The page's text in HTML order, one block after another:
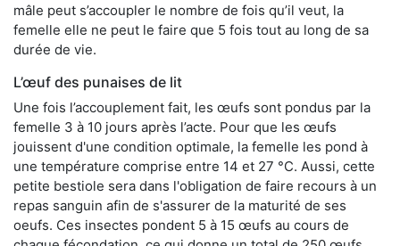
mâle peut s’accoupler le nombre de fois qu’il veut, la
femelle elle ne peut le faire que 5 fois tout au long de sa
durée de vie.
L’œuf des punaises de lit
Une fois l’accouplement fait, les œufs sont pondus par la
femelle 3 à 10 jours après l’acte. Pour que les œufs
jouissent d'une condition optimale, la femelle les pond à
une température comprise entre 14 et 27 °C. Aussi, cette
petite bestiole sera dans l'obligation de faire recours à un
repas sanguin afin de s'assurer de la maturité de ses
oeufs. Ces insectes pondent 5 à 15 œufs au cours de